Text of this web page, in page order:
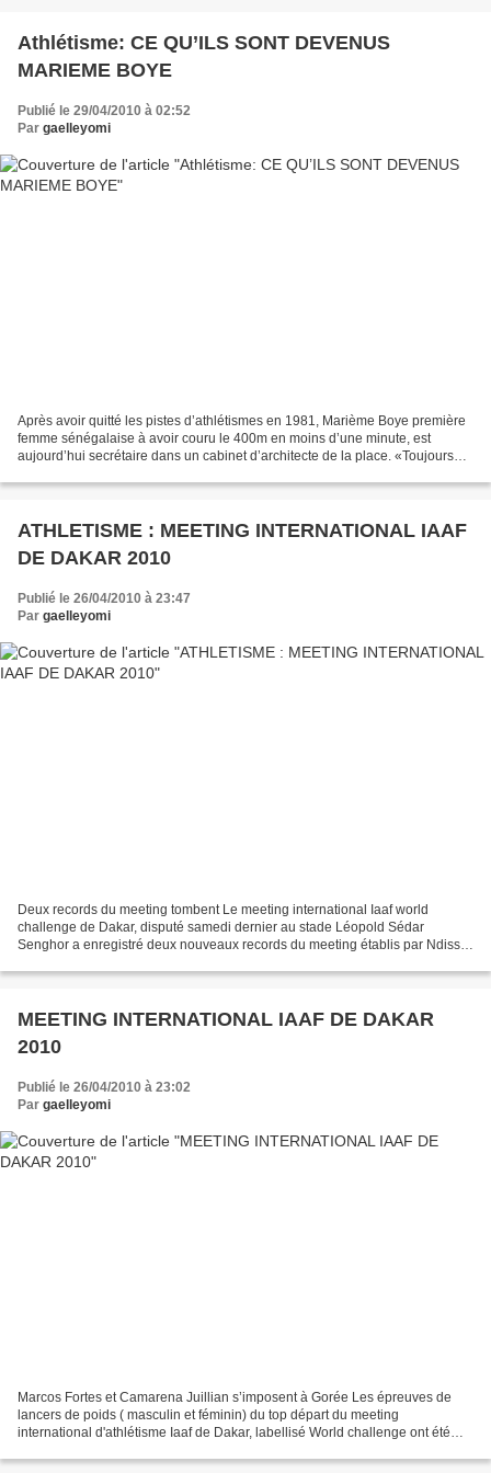
Athlétisme: CE QU’ILS SONT DEVENUS
MARIEME BOYE
Publié le 29/04/2010 à 02:52
Par gaelleyomi
Après avoir quitté les pistes d’athlétismes en 1981, Marième Boye première
femme sénégalaise à avoir couru le 400m en moins d’une minute, est
aujourd’hui secrétaire dans un cabinet d’architecte de la place. «Toujours
ATHLETISME : MEETING INTERNATIONAL IAAF
DE DAKAR 2010
Publié le 26/04/2010 à 23:47
Par gaelleyomi
Deux records du meeting tombent Le meeting international Iaaf world
challenge de Dakar, disputé samedi dernier au stade Léopold Sédar
Senghor a enregistré deux nouveaux records du meeting établis par Ndiss
MEETING INTERNATIONAL IAAF DE DAKAR
2010
Publié le 26/04/2010 à 23:02
Par gaelleyomi
Marcos Fortes et Camarena Juillian s’imposent à Gorée Les épreuves de
lancers de poids ( masculin et féminin) du top départ du meeting
international d'athlétisme Iaaf de Dakar, labellisé World challenge ont été